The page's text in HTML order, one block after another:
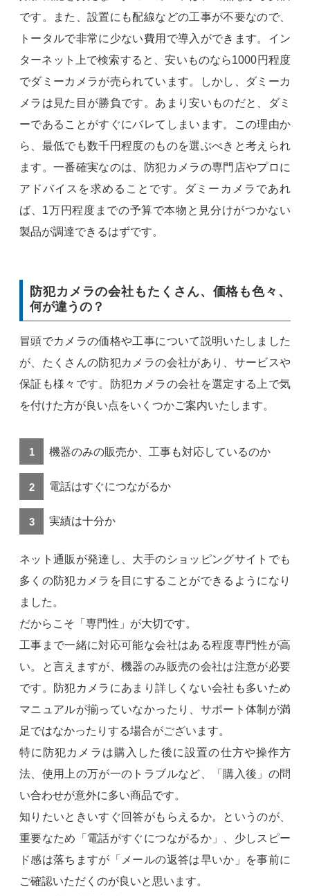
です。また、設置にも配線などの工事が不要なので、
トータルで非常に少ない費用で導入ができます。イン
ターネット上で検索すると、安いものなら1000円程度
でダミーカメラが売られています。しかし、ダミーカ
メラは見た目が勝負です。あまり安いものだと、ダミ
ーであることがすぐにバレてしまいます。この理由か
ら、最低でも数千円程度のものを選ぶべきと考えられ
ます。一番確実なのは、防犯カメラの専門店やプロに
アドバイスを求めることです。ダミーカメラであれ
ば、1万円程度までの予算で本物と見分けがつかない
製品が調達できるはずです。
防犯カメラの会社もたくさん、価格も色々、
何が違うの？
冒頭でカメラの価格や工事について説明いたしました
が、たくさんの防犯カメラの会社があり、サービスや
保証も様々です。防犯カメラの会社を選定する上で気
を付けた方が良い点をいくつかご案内いたします。
機器のみの販売か、工事も対応しているのか
電話はすぐにつながるか
実績は十分か
ネット通販が発達し、大手のショッピングサイトでも
多くの防犯カメラを目にすることができるようになり
ました。
だからこそ「専門性」が大切です。
工事まで一緒に対応可能な会社はある程度専門性が高
い。と言えますが、機器のみ販売の会社は注意が必要
です。防犯カメラにあまり詳しくない会社も多いため
マニュアルが揃っていなかったり、サポート体制が満
足ではなかったりする場合がございます。
特に防犯カメラは購入した後に設置の仕方や操作方
法、使用上の万が一のトラブルなど、「購入後」の問
い合わせが意外に多い商品です。
知りたいときいすぐ回答がもらえるか。というのが、
重要なため「電話がすぐにつながるか」、少しスピー
ド感は落ちますが「メールの返答は早いか」を事前に
ご確認いただくのが良いと思います。